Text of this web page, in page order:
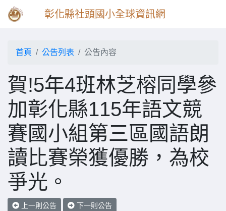
彰化縣社頭國小全球資訊網
首頁 公告列表 公告內容
賀!5年4班林芝榕同學參
加彰化縣115年語文競
賽國小組第三區國語朗
讀比賽榮獲優勝，為校
爭光。
上一則公告 下一則公告